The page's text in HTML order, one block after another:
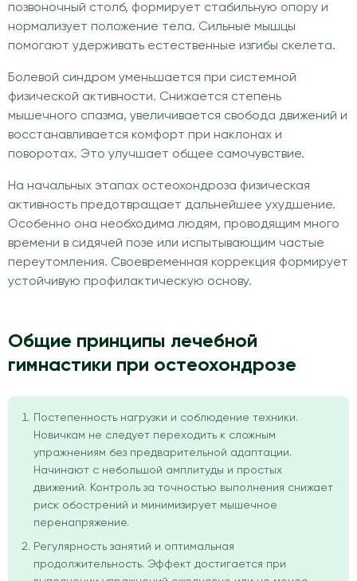
позвоночный столб, формирует стабильную опору и
нормализует положение тела. Сильные мышцы
помогают удерживать естественные изгибы скелета.
Болевой синдром уменьшается при системной
физической активности. Снижается степень
мышечного спазма, увеличивается свобода движений и
восстанавливается комфорт при наклонах и
поворотах. Это улучшает общее самочувствие.
На начальных этапах остеохондроза физическая
активность предотвращает дальнейшее ухудшение.
Особенно она необходима людям, проводящим много
времени в сидячей позе или испытывающим частые
переутомления. Своевременная коррекция формирует
устойчивую профилактическую основу.
Общие принципы лечебной
гимнастики при остеохондрозе
Постепенность нагрузки и соблюдение техники.
Новичкам не следует переходить к сложным
упражнениям без предварительной адаптации.
Начинают с небольшой амплитуды и простых
движений. Контроль за точностью выполнения снижает
риск обострений и минимизирует мышечное
перенапряжение.
Регулярность занятий и оптимальная
продолжительность. Эффект достигается при